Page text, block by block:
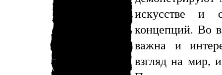
искусстве и
концепций. Во
важна и
взгляд на мир,